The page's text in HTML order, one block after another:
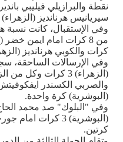
نقطة والبرازيلي فيليبي
سيريانيس هرنانديز (الزهراء) 9 نقاط لكل منهم.
كرات والكوبي هرنانديز (الزهراء) 37 في المئة من
وفي الإرسالات الساحقة،
(الزهراء) 3 كرات
والصربي الكسندر
(البوشرية) كرة واحدة.
وفي "البلوك" صد محمد
(البوشرية) 3 كرات
كرتين.